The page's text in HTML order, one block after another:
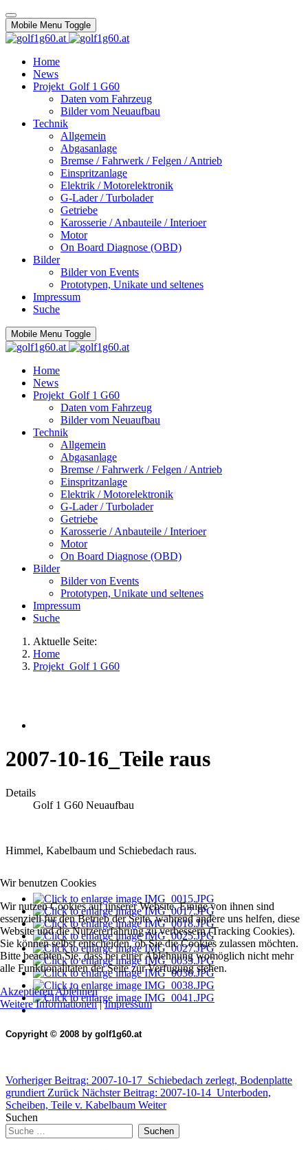
Mobile Menu Toggle
Home
News
Projekt_Golf 1 G60
Daten vom Fahrzeug
Bilder vom Neuaufbau
Technik
Allgemein
Abgasanlage
Bremse / Fahrwerk / Felgen / Antrieb
Einspritzanlage
Elektrik / Motorelektronik
G-Lader / Turbolader
Getriebe
Karosserie / Anbauteile / Interioer
Motor
On Board Diagnose (OBD)
Bilder
Bilder von Events
Prototypen, Unikate und seltenes
Impressum
Suche
Mobile Menu Toggle
Home
News
Projekt_Golf 1 G60
Daten vom Fahrzeug
Bilder vom Neuaufbau
Technik
Allgemein
Abgasanlage
Bremse / Fahrwerk / Felgen / Antrieb
Einspritzanlage
Elektrik / Motorelektronik
G-Lader / Turbolader
Getriebe
Karosserie / Anbauteile / Interioer
Motor
On Board Diagnose (OBD)
Bilder
Bilder von Events
Prototypen, Unikate und seltenes
Impressum
Suche
Aktuelle Seite:
Home
Projekt_Golf 1 G60
2007-10-16_Teile raus
Details
Golf 1 G60 Neuaufbau
Himmel, Kabelbaum und Schiebedach raus.
Copyright © 2008 by golf1g60.at
Vorheriger Beitrag: 2007-10-17_Schiebedach zerlegt, Bodenplatte
grundiert Zurück Nächster Beitrag: 2007-10-14_Unterboden,
Scheiben, Teile v. Kabelbaum Weiter
Suchen
Suchen
Wir benutzen Cookies
Wir nutzen Cookies auf unserer Website. Einige von ihnen sind
essenziell für den Betrieb der Seite, während andere uns helfen, diese
Website und die Nutzererfahrung zu verbessern (Tracking Cookies).
Sie können selbst entscheiden, ob Sie die Cookies zulassen möchten.
Bitte beachten Sie, dass bei einer Ablehnung womöglich nicht mehr
alle Funktionalitäten der Seite zur Verfügung stehen.
AkzeptierenAblehnen
Weitere Informationen|Impressum